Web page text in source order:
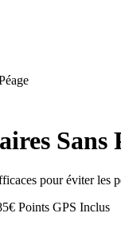
Sans
pour éviter les
Points GPS Inclus